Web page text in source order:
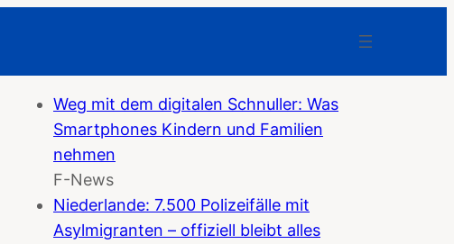
Weg mit dem digitalen Schnuller: Was
Smartphones Kindern und Familien
nehmen
F-News
Niederlande: 7.500 Polizeifälle mit
Asylmigranten – offiziell bleibt alles